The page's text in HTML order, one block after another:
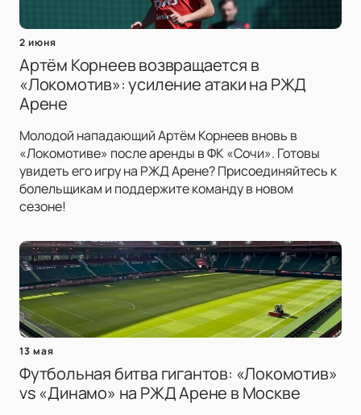
2 июня
Артём Корнеев возвращается в
«Локомотив»: усиление атаки на РЖД
Арене
Молодой нападающий Артём Корнеев вновь в
«Локомотиве» после аренды в ФК «Сочи». Готовы
увидеть его игру на РЖД Арене? Присоединяйтесь к
болельщикам и поддержите команду в новом
сезоне!
13 мая
Футбольная битва гигантов: «Локомотив»
vs «Динамо» на РЖД Арене в Москве